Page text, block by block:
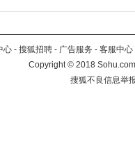
心 - 搜狐招聘 - 广告服务 - 客服中心
Copyright©2018
搜狐不良信息举